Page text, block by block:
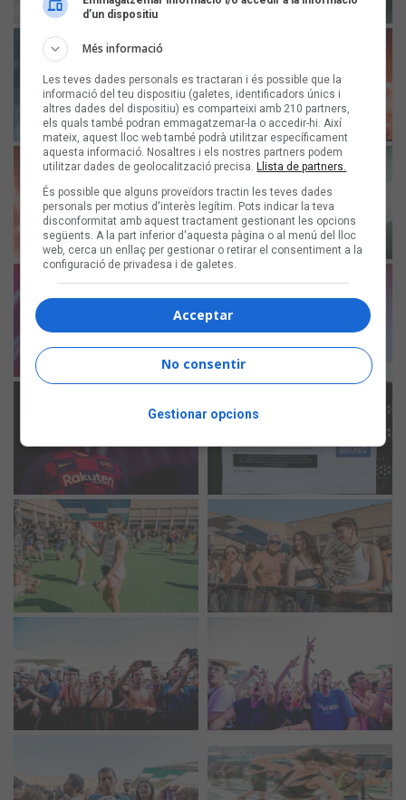
d’un dispositiu
Més informació
Les teves dades personals es tractaran i és possible que la
informació del teu dispositiu (galetes, identificadors únics i
altres dades del dispositiu) es comparteixi amb 210 partners,
els quals també podran emmagatzemar-la o accedir-hi. Així
mateix, aquest lloc web també podrà utilitzar específicament
aquesta informació. Nosaltres i els nostres partners podem
utilitzar dades de geolocalització precisa. Llista de partners.
És possible que alguns proveïdors tractin les teves dades
personals per motius d'interès legítim. Pots indicar la teva
disconformitat amb aquest tractament gestionant les opcions
següents. A la part inferior d'aquesta pàgina o al menú del lloc
web, cerca un enllaç per gestionar o retirar el consentiment a la
configuració de privadesa i de galetes.
Acceptar
No consentir
Gestionar opcions